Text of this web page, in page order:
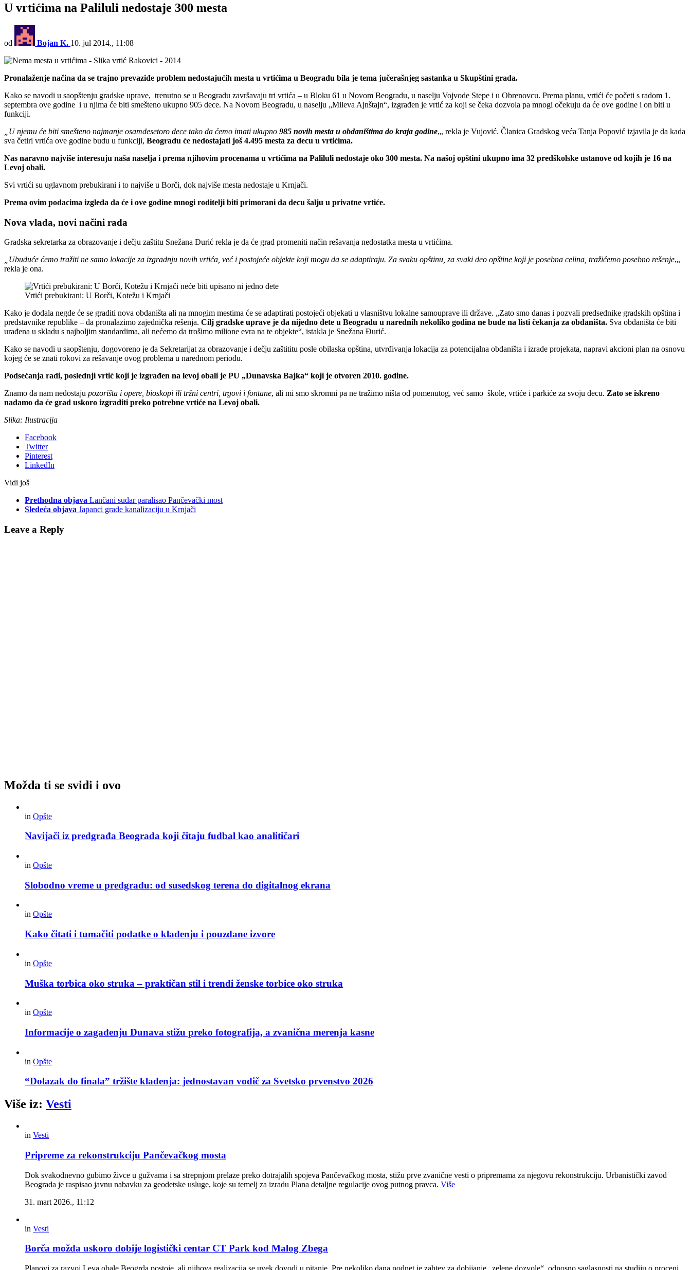
U vrtićima na Paliluli nedostaje 300 mesta
od Bojan K. 10. jul 2014., 11:08
Pronalaženje načina da se trajno prevaziđe problem nedostajućih mesta u vrtićima u Beogradu bila je tema jučerašnjeg sastanka u Skupštini grada.
Kako se navodi u saopštenju gradske uprave, trenutno se u Beogradu završavaju tri vrtića – u Bloku 61 u Novom Beogradu, u naselju Vojvode Stepe i u Obrenovcu. Prema planu, vrtići će početi s radom 1.
septembra ove godine i u njima će biti smešteno ukupno 905 dece. Na Novom Beogradu, u naselju „Mileva Ajnštajn“, izgrađen je vrtić za koji se čeka dozvola pa mnogi očekuju da će ove godine i on biti u
funkciji.
„U njemu će biti smešteno najmanje osamdesetoro dece tako da ćemo imati ukupno 985 novih mesta u obdaništima do kraja godine„, rekla je Vujović. Članica Gradskog veća Tanja Popović izjavila je da kada
sva četiri vrtića ove godine budu u funkciji, Beogradu će nedostajati još 4.495 mesta za decu u vrtićima.
Nas naravno najviše interesuju naša naselja i prema njihovim procenama u vrtićima na Paliluli nedostaje oko 300 mesta. Na našoj opštini ukupno ima 32 predškolske ustanove od kojih je 16 na
Levoj obali.
Svi vrtići su uglavnom prebukirani i to najviše u Borči, dok najviše mesta nedostaje u Krnjači.
Prema ovim podacima izgleda da će i ove godine mnogi roditelji biti primorani da decu šalju u privatne vrtiće.
Nova vlada, novi načini rada
Gradska sekretarka za obrazovanje i dečju zaštitu Snežana Đurić rekla je da će grad promeniti način rešavanja nedostatka mesta u vrtićima.
„Ubuduće ćemo tražiti ne samo lokacije za izgradnju novih vrtića, već i postojeće objekte koji mogu da se adaptiraju. Za svaku opštinu, za svaki deo opštine koji je posebna celina, tražićemo posebno rešenje„,
rekla je ona.
Vrtići prebukirani: U Borči, Kotežu i Krnjači
Kako je dodala negde će se graditi nova obdaništa ali na mnogim mestima će se adaptirati postojeći objekati u vlasništvu lokalne samouprave ili države. „Zato smo danas i pozvali predsednike gradskih opština i
predstavnike republike – da pronalazimo zajednička rešenja. Cilj gradske uprave je da nijedno dete u Beogradu u narednih nekoliko godina ne bude na listi čekanja za obdaništa. Sva obdaništa će biti
urađena u skladu s najboljim standardima, ali nećemo da trošimo milione evra na te objekte“, istakla je Snežana Đurić.
Kako se navodi u saopštenju, dogovoreno je da Sekretarijat za obrazovanje i dečju zaštititu posle obilaska opština, utvrđivanja lokacija za potencijalna obdaništa i izrade projekata, napravi akcioni plan na osnovu
kojeg će se znati rokovi za rešavanje ovog problema u narednom periodu.
Podsećanja radi, poslednji vrtić koji je izgrađen na levoj obali je PU „Dunavska Bajka“ koji je otvoren 2010. godine.
Znamo da nam nedostaju pozorišta i opere, bioskopi ili tržni centri, trgovi i fontane, ali mi smo skromni pa ne tražimo ništa od pomenutog, već samo škole, vrtiće i parkiće za svoju decu. Zato se iskreno
nadamo da će grad uskoro izgraditi preko potrebne vrtiće na Levoj obali.
Slika: Ilustracija
Facebook
Twitter
Pinterest
LinkedIn
Vidi još
Prethodna objava Lančani sudar paralisao Pančevački most
Sledeća objava Japanci grade kanalizaciju u Krnjači
Leave a Reply
Možda ti se svidi i ovo
in Opšte
Navijači iz predgrađa Beograda koji čitaju fudbal kao analitičari
in Opšte
Slobodno vreme u predgrađu: od susedskog terena do digitalnog ekrana
in Opšte
Kako čitati i tumačiti podatke o klađenju i pouzdane izvore
in Opšte
Muška torbica oko struka – praktičan stil i trendi ženske torbice oko struka
in Opšte
Informacije o zagađenju Dunava stižu preko fotografija, a zvanična merenja kasne
in Opšte
“Dolazak do finala” tržište klađenja: jednostavan vodič za Svetsko prvenstvo 2026
Više iz: Vesti
in Vesti
Pripreme za rekonstrukciju Pančevačkog mosta
Dok svakodnevno gubimo živce u gužvama i sa strepnjom prelaze preko dotrajalih spojeva Pančevačkog mosta, stižu prve zvanične vesti o pripremama za njegovu rekonstrukciju. Urbanistički zavod
Beograda je raspisao javnu nabavku za geodetske usluge, koje su temelj za izradu Plana detaljne regulacije ovog putnog pravca. Više
31. mart 2026., 11:12
in Vesti
Borča možda uskoro dobije logistički centar CT Park kod Malog Zbega
Planovi za razvoj Leva obale Beogrda postoje, ali njihova realizacija se uvek dovodi u pitanje. Pre nekoliko dana podnet je zahtev za dobijanje „zelene dozvole“, odnosno saglasnosti na studiju o proceni